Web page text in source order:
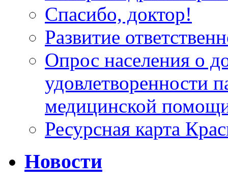
Спасибо, доктор!
Развитие
Опрос населения о
удовлетворенности
медицинской
Ресурсная карта
Новости